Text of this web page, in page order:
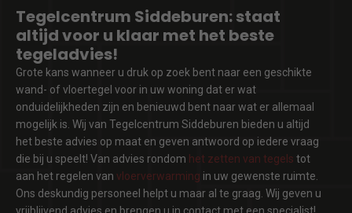
Tegelcentrum Siddeburen: staat
altijd voor u klaar met het beste
tegeladvies!
Grote kans wanneer u druk op zoek bent naar een geschikte
wand- of vloertegel voor in uw woning dat er wat
onduidelijkheden zijn en benieuwd bent naar wat er allemaal
mogelijk is. Wij van Tegelcentrum Siddeburen bieden u altijd
het beste advies op maat en geven antwoord op iedere vraag
die bij u speelt! Van advies rondom het zetten van tegels tot
aan het regelen van vloerverwarming in uw gewenste ruimte.
Ons deskundig personeel helpt u maar al te graag. Wij geven u
vrijblijvend advies en brengen u in contact met een specialist!